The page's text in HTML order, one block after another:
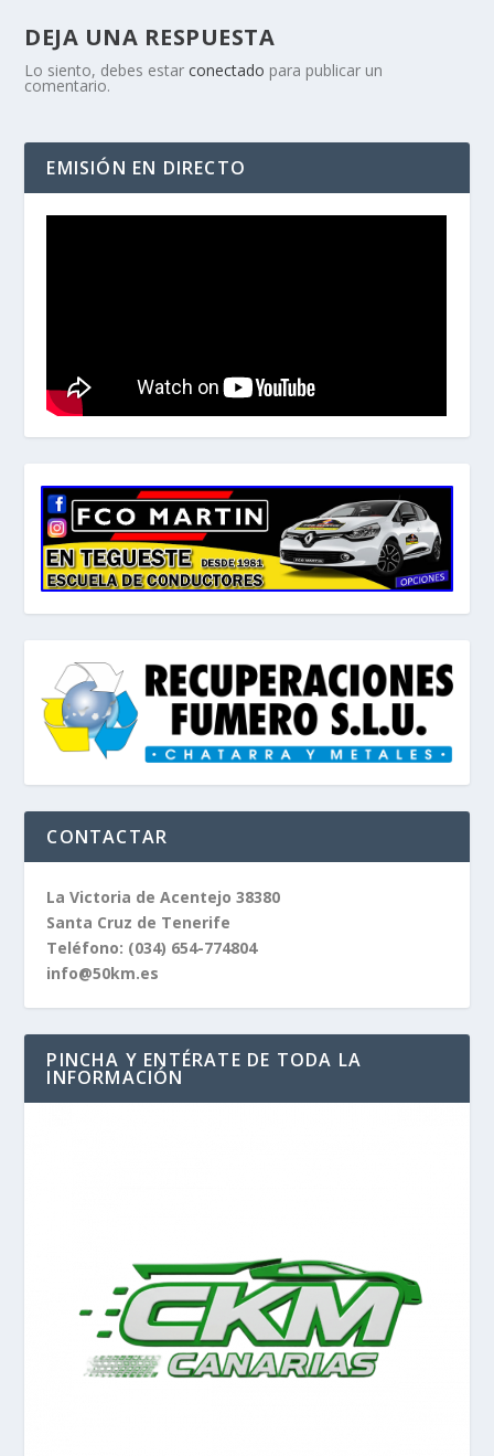
DEJA UNA RESPUESTA
Lo siento, debes estarconectado para publicar un
comentario.
EMISIÓN EN DIRECTO
CONTACTAR
La Victoria de Acentejo 38380
Santa Cruz de Tenerife
Teléfono: (034) 654-774804
info@50km.es
PINCHA Y ENTÉRATE DE TODA LA
INFORMACIÓN